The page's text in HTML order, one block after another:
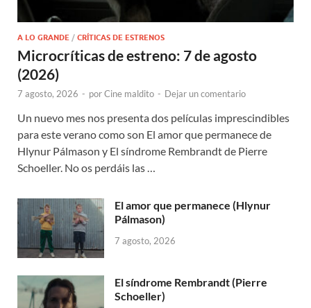
A LO GRANDE / CRÍTICAS DE ESTRENOS
Microcríticas de estreno: 7 de agosto
(2026)
7 agosto, 2026 - porCine maldito - Dejar un comentario
Un nuevo mes nos presenta dos películas imprescindibles
para este verano como son El amor que permanece de
Hlynur Pálmason y El síndrome Rembrandt de Pierre
Schoeller. No os perdáis las …
El amor que permanece (Hlynur
Pálmason)
7 agosto, 2026
El síndrome Rembrandt (Pierre
Schoeller)